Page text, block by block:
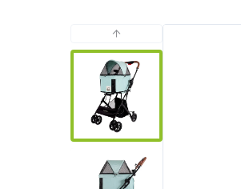
Poprzedni slajd